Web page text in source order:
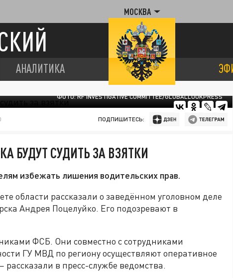
МОСКВА
АНАЛИТИКА
ФОТО: RF INVESTIGATIVE COMMITTEE/GLOBALLOOKPRESS
ПОДПИШИТЕСЬ:
БУДУТ СУДИТЬ ЗА ВЗЯТКИ
избежать лишения водительских прав.
области рассказали о заведённом уголовном деле
Андрея Поцелуйко. Его подозревают в
ФСБ. Они совместно с сотрудниками
ГУ МВД по региону осуществляют оперативное
в пресс-службе ведомства.